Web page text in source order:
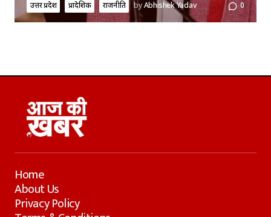
उत्तर प्रदेश प्रादेशिक राजनीति byAbhishek Yadav 0
Home
About Us
Privacy Policy